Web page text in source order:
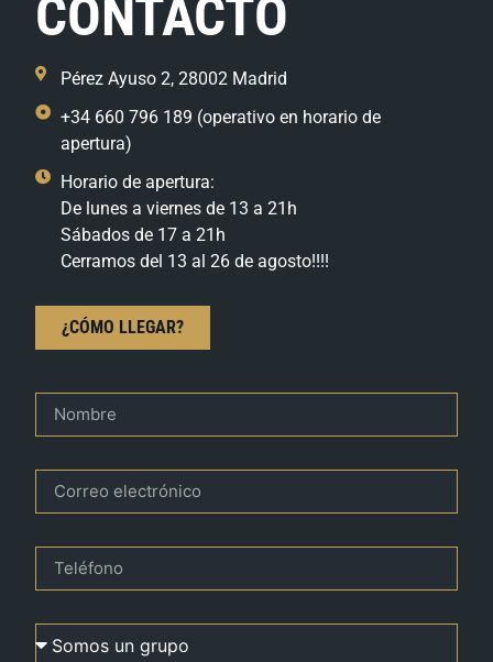
CONTACTO
Pérez Ayuso 2, 28002 Madrid
+34 660 796 189 (operativo en horario de
apertura)
Horario de apertura:
De lunes a viernes de 13 a 21h
Sábados de 17 a 21h
Cerramos del 13 al 26 de agosto!!!!
¿CÓMO LLEGAR?